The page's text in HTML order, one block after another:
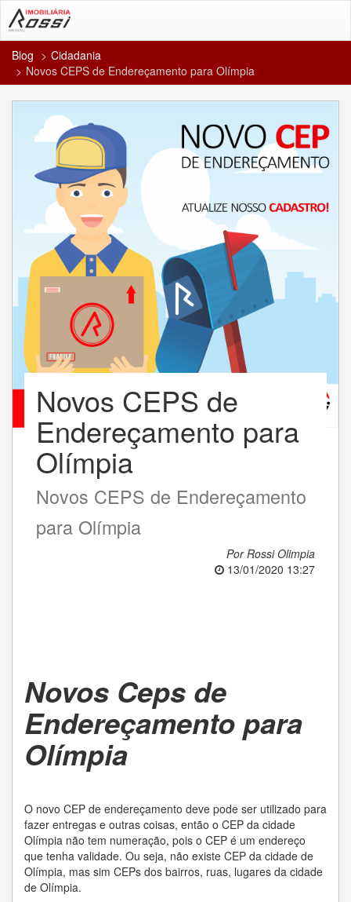
Blog
Cidadania
Novos CEPS de Endereçamento para Olímpia
Novos CEPS de
Endereçamento para
Olímpia
Novos CEPS de Endereçamento
para Olímpia
Por Rossi Olimpia
13/01/2020 13:27
Novos Ceps de
Endereçamento para
Olímpia
O novo CEP de endereçamento deve pode ser utilizado para
fazer entregas e outras coisas, então o CEP da cidade
Olímpia não tem numeração, pois o CEP é um endereço
que tenha validade. Ou seja, não existe CEP da cidade de
Olímpia, mas sim CEPs dos bairros, ruas, lugares da cidade
de Olímpia.